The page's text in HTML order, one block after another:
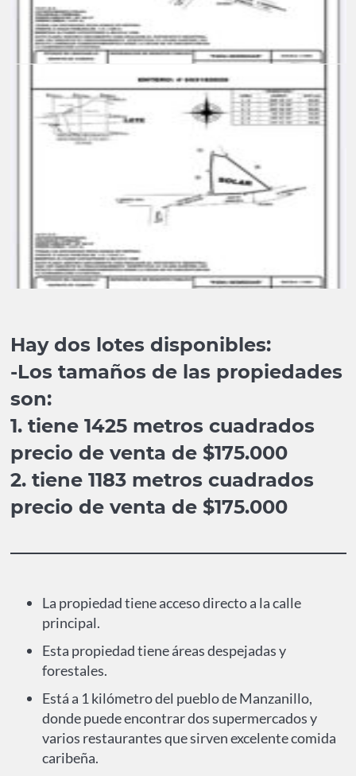
Hay dos lotes disponibles:
-Los tamaños de las propiedades
son:
1. tiene 1425 metros cuadrados
precio de venta de $175.000
2. tiene 1183 metros cuadrados
precio de venta de $175.000
La propiedad tiene acceso directo a la calle
principal.
Esta propiedad tiene áreas despejadas y
forestales.
Está a 1 kilómetro del pueblo de Manzanillo,
donde puede encontrar dos supermercados y
varios restaurantes que sirven excelente comida
caribeña.